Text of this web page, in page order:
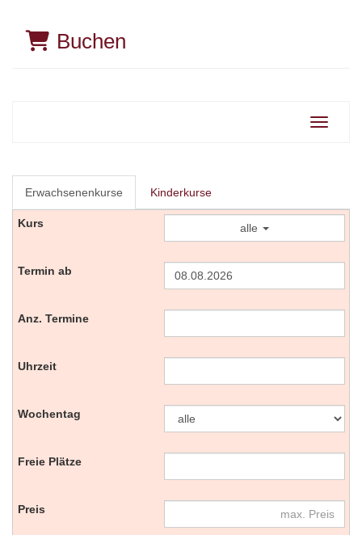
Buchen
Erwachsenenkurse Kinderkurse
alle